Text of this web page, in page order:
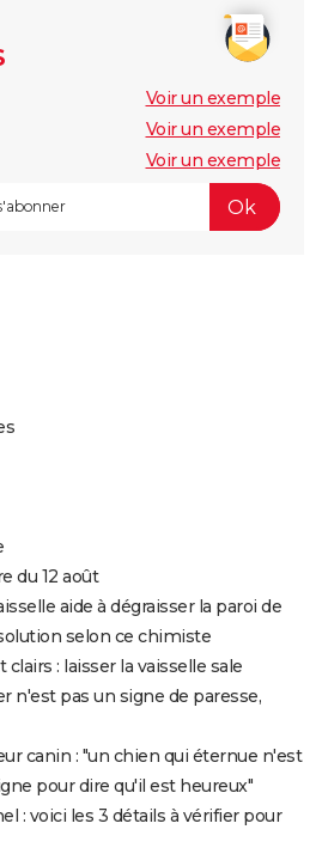
Voir un exemple
Voir un exemple
Voir un exemple
du 12 août
aide à dégraisser la paroi de
selon ce chimiste
: laisser la vaisselle sale
n'est pas un signe de paresse,
canin : "un chien qui éternue n'est
pour dire qu'il est heureux"
: voici les 3 détails à vérifier pour